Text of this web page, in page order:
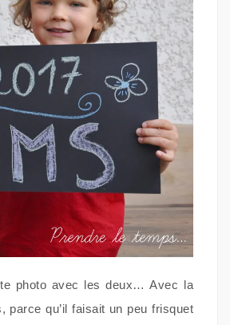
photo avec les deux… Avec la
parce qu’il faisait un peu frisquet